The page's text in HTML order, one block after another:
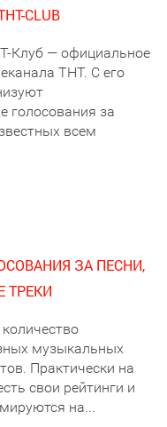
CLUB
Клуб — официальное
ТНТ. С его
голосования за
всем
ЗА ПЕСНИ,
ТРЕКИ
музыкальных
Практически на
свои рейтинги и
на...